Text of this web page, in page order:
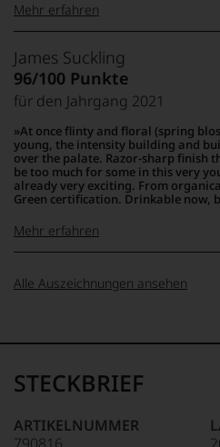
Unter 85 Punkte:
der
Welt,
wie
kaum
ein
anderer.
dokumentieren
wir
auch
und
gerade
Bewertungen
und
renommierter
Fachpublikationen
unseren
Aussendungen
in
100-96 Punkte:
95-90 Punkte:
89-80 Punkte:
79-70 Punkte:
69-60 Punkte:
Punkte:
Robert
Parker
Ganz
ohne
Frage
war
Robert
Parker
einer
der
einflussreichsten
Schaffen
selbst
Wirkung
auch
er
sich
Mehr erfahren
James Suckling
96/100 Punkte
für den Jahrgang 2021
At once flinty and floral (spring
young, the intensity building and
over the palate. Razor-sharp finish
be too much for some in this very
already very exciting. From
Green certification. Drinkable now,
mehr:
Unter 88
Suckling
James
Jahrgang
1958,
heute
Mehr erfahren
Alle Auszeichnungen ansehen
STECKBRIEF
ARTIKELNUMMER